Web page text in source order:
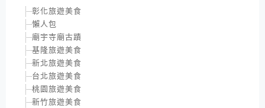
彰化旅遊美食
懶人包
廟宇寺廟古蹟
基隆旅遊美食
新北旅遊美食
台北旅遊美食
桃園旅遊美食
新竹旅遊美食